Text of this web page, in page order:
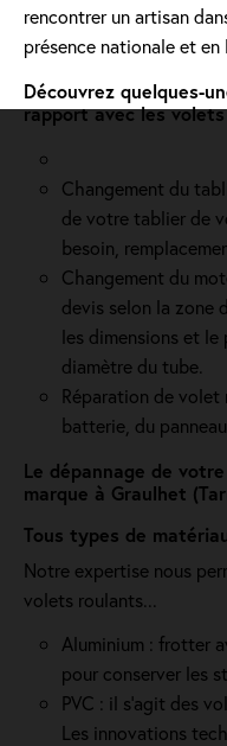
rencontrer un artisan
présence nationale et en
Découvrez quelques-
rapport avec les
Changement du
de votre tablier de
besoin,
Changement du
devis selon la zone
les dimensions et
diamètre du tube.
Réparation de volet
batterie, du
Le dépannage de
marque à Graulhet
Tous types de
Notre expertise nous
volets roulants...
Aluminium : frotter
pour conserver les
PVC : il s'agit des
Les innovations